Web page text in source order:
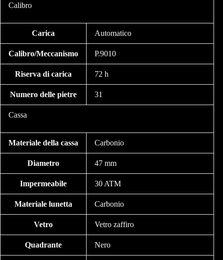
Calibro
Carica Automatico
Calibro/Meccanismo P.9010
Riserva di carica 72 h
Numero delle pietre 31
Cassa
Materiale della cassa Carbonio
Diametro 47 mm
Impermeabile 30 ATM
Materiale lunetta Carbonio
Vetro Vetro zaffiro
Quadrante Nero